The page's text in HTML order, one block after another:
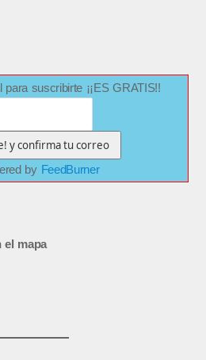
para suscribirte ¡¡ES GRATIS!!
by FeedBurner
el mapa